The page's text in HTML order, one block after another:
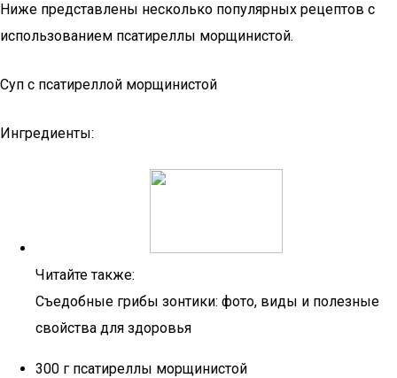
Ниже представлены несколько популярных рецептов с
использованием псатиреллы морщинистой.
Суп с псатиреллой морщинистой
Ингредиенты:
Читайте также:
Съедобные грибы зонтики: фото, виды и полезные
свойства для здоровья
300 г псатиреллы морщинистой